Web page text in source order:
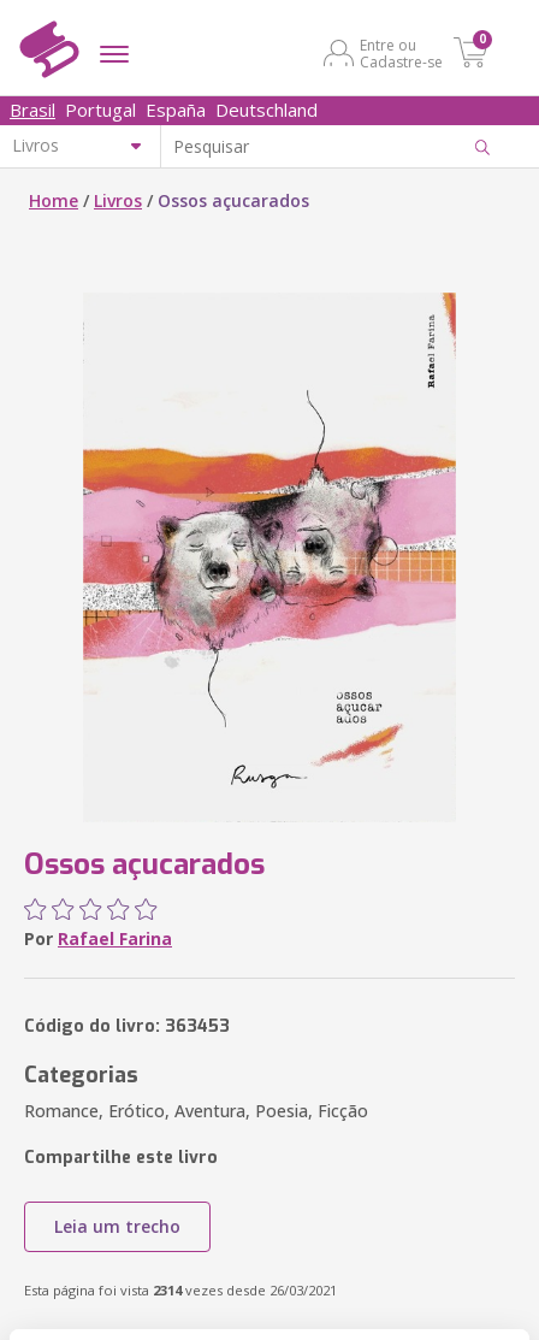
Entre ou
Cadastre-se
0
Brasil Portugal España Deutschland
Home / Livros / Ossos açucarados
Ossos açucarados
Por Rafael Farina
Código do livro: 363453
Categorias
Romance, Erótico, Aventura, Poesia, Ficção
Compartilhe este livro
Leia um trecho
Esta página foi vista 2314vezes desde 26/03/2021